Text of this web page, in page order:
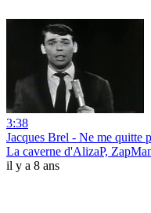
3:38
Jacques Brel - Ne me quitte
La caverne d'AlizaP,
il y a 8 ans